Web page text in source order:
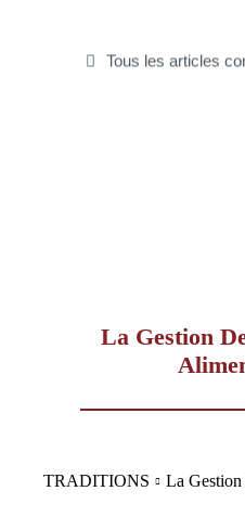
Tous les articles
La Gestion
TRADITIONS La Gestion